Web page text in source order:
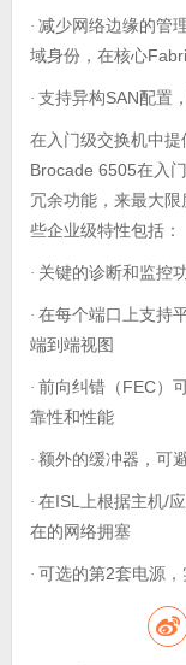
· 减少网络边缘的管
域身份，在核心
· 支持异构SAN配置
在入门级交换机中提
Brocade 6505在入
冗余功能，来最大
些企业级特性包括：
· 关键的诊断和监控
· 在每个端口上支持
端到端视图
· 前向纠错（FEC）
靠性和性能
· 额外的缓冲器，可
· 在ISL 上根据主机/
在的网络拥塞
· 可选的第2套电源